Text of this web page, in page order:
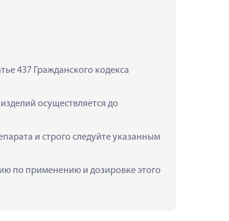
437 Гражданского кодекса
осуществляется до
и строго следуйте указанным
по применению и дозировке этого